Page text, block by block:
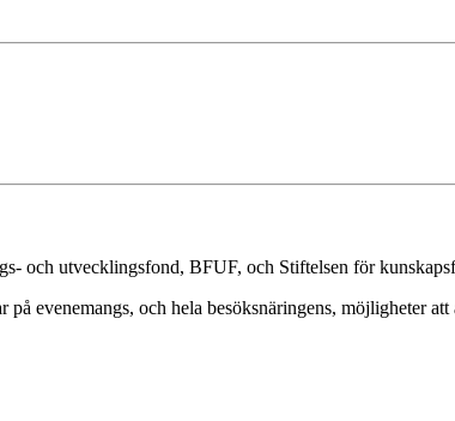
och utvecklingsfond, BFUF, och Stiftelsen för
evenemangs, och hela besöksnäringens, möjligheter